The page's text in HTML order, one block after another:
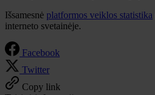
Išsamesnė platformos veiklos statistika
interneto svetainėje.
Facebook
Twitter
Copy link